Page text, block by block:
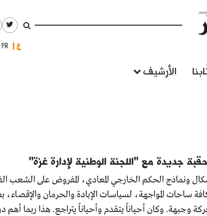
العربية
الأرشيف
جديدة مع "اللجنة الوطنية لإدارة غزة"
ونماذج الحكم الخارجي المعادي، المفروض على الشعب
ساحات المواجهة، لسياسات الإبادة والحرمان
وكان أحياناً يتقدم وأحياناً يتراجع. هذا ربما أهم